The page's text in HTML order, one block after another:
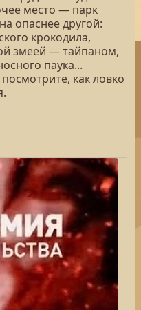
место — парк
опаснее другой:
крокодила,
змеей — тайпаном,
паука...
как ловко